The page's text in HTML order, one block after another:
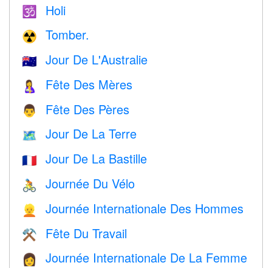
🕉 Holi
☢️ Tomber.
🇦🇺 Jour De L'Australie
🤱 Fête Des Mères
👨 Fête Des Pères
🗺️ Jour De La Terre
🇫🇷 Jour De La Bastille
🚴 Journée Du Vélo
👱 Journée Internationale Des Hommes
⚒️ Fête Du Travail
👩 Journée Internationale De La Femme